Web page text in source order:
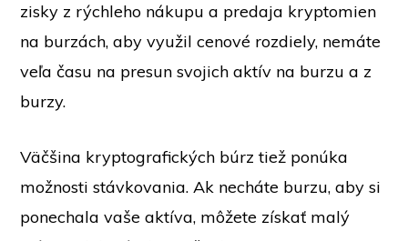
zisky z rýchleho nákupu a predaja kryptomien
na burzách, aby využil cenové rozdiely, nemáte
veľa času na presun svojich aktív na burzu a z
burzy.
Väčšina kryptografických búrz tiež ponúka
možnosti stávkovania. Ak necháte burzu, aby si
ponechala vaše aktíva, môžete získať malý